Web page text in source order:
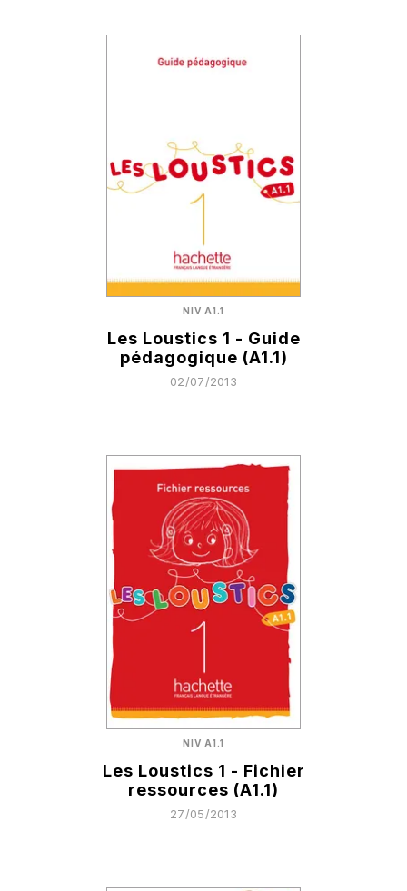
NIV A1.1
Les Loustics 1 - Guide
pédagogique (A1.1)
02/07/2013
NIV A1.1
Les Loustics 1 - Fichier
ressources (A1.1)
27/05/2013